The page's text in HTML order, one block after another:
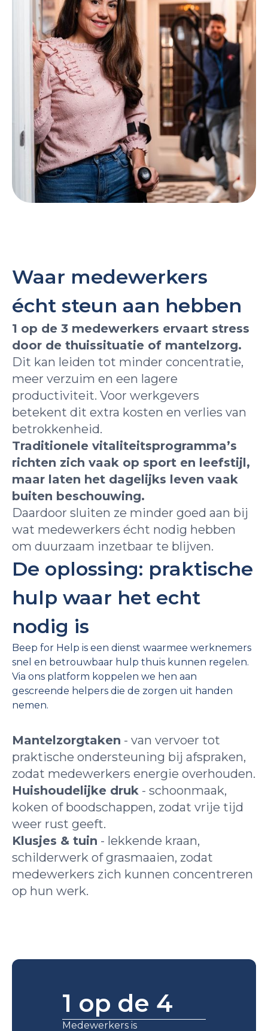
Waar medewerkers
écht steun aan hebben
1 op de 3 medewerkers ervaart stress
door de thuissituatie of mantelzorg.
Dit kan leiden tot minder concentratie,
meer verzuim en een lagere
productiviteit. Voor werkgevers
betekent dit extra kosten en verlies van
betrokkenheid.
Traditionele vitaliteitsprogramma’s
richten zich vaak op sport en leefstijl,
maar laten het dagelijks leven vaak
buiten beschouwing.
Daardoor sluiten ze minder goed aan bij
wat medewerkers écht nodig hebben
om duurzaam inzetbaar te blijven.
De oplossing: praktische
hulp waar het echt
nodig is
Beep for Help is een dienst waarmee werknemers
snel en betrouwbaar hulp thuis kunnen regelen.
Via ons platform koppelen we hen aan
gescreende helpers die de zorgen uit handen
nemen.
Mantelzorgtaken - van vervoer tot
praktische ondersteuning bij afspraken,
zodat medewerkers energie overhouden.
Huishoudelijke druk - schoonmaak,
koken of boodschappen, zodat vrije tijd
weer rust geeft.
Klusjes & tuin - lekkende kraan,
schilderwerk of grasmaaien, zodat
medewerkers zich kunnen concentreren
op hun werk.
1 op de 4
Medewerkers is